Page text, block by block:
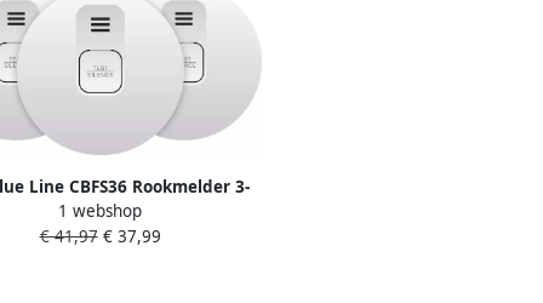
Line CBFS36 Rookmelder 3-
pack (5 jaar)
1 webshop
€ 41,97€ 37,99